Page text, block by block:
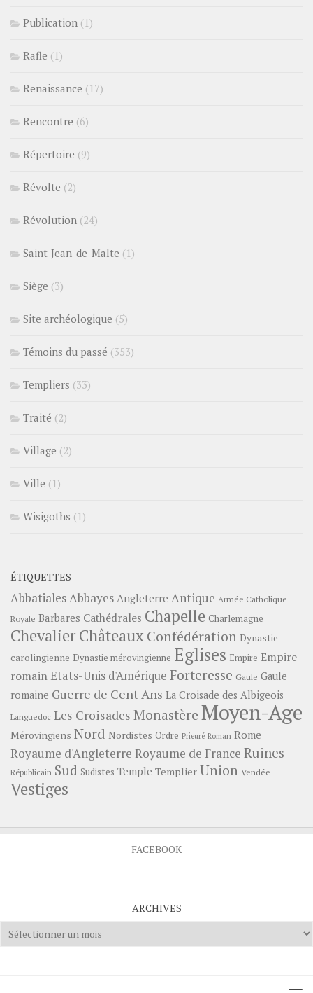
Publication (1)
Rafle (1)
Renaissance (17)
Rencontre (6)
Répertoire (9)
Révolte (2)
Révolution (24)
Saint-Jean-de-Malte (1)
Siège (3)
Site archéologique (5)
Témoins du passé (353)
Templiers (33)
Traité (2)
Village (2)
Ville (1)
Wisigoths (1)
ÉTIQUETTES
Abbatiales Abbayes Angleterre Antique Armée Catholique
Royale Barbares Cathédrales Chapelle Charlemagne
ChevalierChâteauxConfédération Dynastie
carolingienne Dynastie mérovingienne Eglises Empire Empire
romainEtats-Unis d'Amérique Forteresse Gaule Gaule
romaine Guerre de Cent Ans La Croisade des Albigeois
Languedoc Les Croisades Monastère Moyen-Age
Mérovingiens Nord Nordistes Ordre Prieuré Roman Rome
Royaume d'Angleterre Royaume de France Ruines
Républicain Sud Sudistes Temple Templier Union Vendée
Vestiges
FACEBOOK
ARCHIVES
Archives